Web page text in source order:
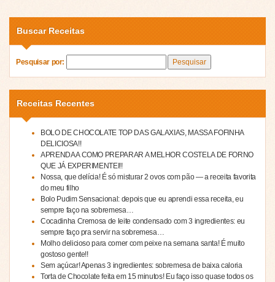
Buscar Receitas
Pesquisar por:
Receitas Recentes
BOLO DE CHOCOLATE TOP DAS GALAXIAS, MASSA FOFINHA
DELICIOSA!!
APRENDA A COMO PREPARAR A MELHOR COSTELA DE FORNO
QUE JÁ EXPERIMENTEI!!
Nossa, que delícia! É só misturar 2 ovos com pão — a receita favorita
do meu filho
Bolo Pudim Sensacional: depois que eu aprendi essa receita, eu
sempre faço na sobremesa…
Cocadinha Cremosa de leite condensado com 3 ingredientes: eu
sempre faço pra servir na sobremesa…
Molho delicioso para comer com peixe na semana santa! É muito
gostoso gente!!
Sem açúcar! Apenas 3 ingredientes: sobremesa de baixa caloria
Torta de Chocolate feita em 15 minutos! Eu faço isso quase todos os